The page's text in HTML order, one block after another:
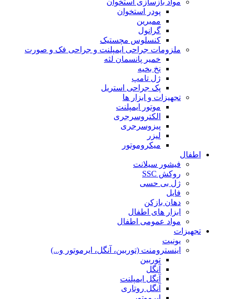
مواد بازسازی استخوان
پودر استخوان
ممبرین
گرانول
کنسلوس مچستیک
ملزومات جراحی ایمپلنت و جراحی فک و صورت
خمیر پانسمان لثه
نخ بخیه
ژل تامپ
پک جراحی استریل
تجهیزات و ابزار ها
موتور ایمپلنت
الکتروسرجری
پیزوسرجری
لیزر
میکروموتور
اطفال
فیشور سیلانت
روکش SSC
ژل بی حسی
فایل
دهان بازکن
ابزار های اطفال
مواد عمومی اطفال
تجهیزات
یونیت
اینسترومنت (توربین، آنگل، ایرموتور و...)
توربین
آنگل
آنگل ایمپلنت
آنگل روتاری